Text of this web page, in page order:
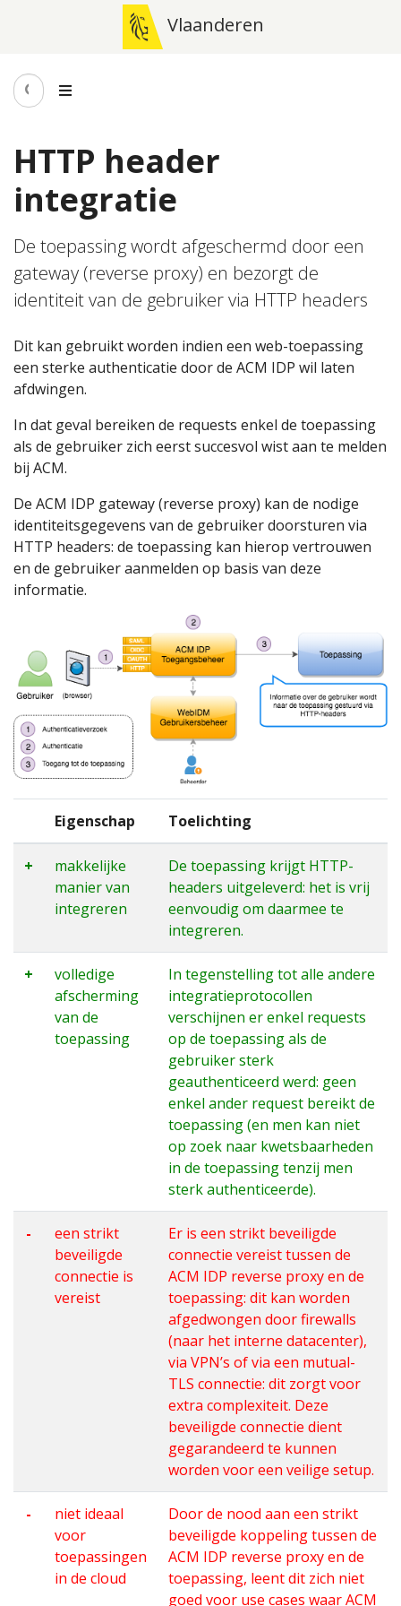
Vlaanderen
HTTP header
integratie
De toepassing wordt afgeschermd door een
gateway (reverse proxy) en bezorgt de
identiteit van de gebruiker via HTTP headers
Dit kan gebruikt worden indien een web-toepassing
een sterke authenticatie door de ACM IDP wil laten
afdwingen.
In dat geval bereiken de requests enkel de toepassing
als de gebruiker zich eerst succesvol wist aan te melden
bij ACM.
De ACM IDP gateway (reverse proxy) kan de nodige
identiteitsgegevens van de gebruiker doorsturen via
HTTP headers: de toepassing kan hierop vertrouwen
en de gebruiker aanmelden op basis van deze
informatie.
Eigenschap Toelichting
+
makkelijke
manier van
integreren
De toepassing krijgt HTTP-
headers uitgeleverd: het is vrij
eenvoudig om daarmee te
integreren.
+
volledige
afscherming
van de
toepassing
In tegenstelling tot alle andere
integratieprotocollen
verschijnen er enkel requests
op de toepassing als de
gebruiker sterk
geauthenticeerd werd: geen
enkel ander request bereikt de
toepassing (en men kan niet
op zoek naar kwetsbaarheden
in de toepassing tenzij men
sterk authenticeerde).
-
een strikt
beveiligde
connectie is
vereist
Er is een strikt beveiligde
connectie vereist tussen de
ACM IDP reverse proxy en de
toepassing: dit kan worden
afgedwongen door firewalls
(naar het interne datacenter),
via VPN’s of via een mutual-
TLS connectie: dit zorgt voor
extra complexiteit. Deze
beveiligde connectie dient
gegarandeerd te kunnen
worden voor een veilige setup.
-
niet ideaal
voor
toepassingen
in de cloud
Door de nood aan een strikt
beveiligde koppeling tussen de
ACM IDP reverse proxy en de
toepassing, leent dit zich niet
goed voor use cases waar ACM